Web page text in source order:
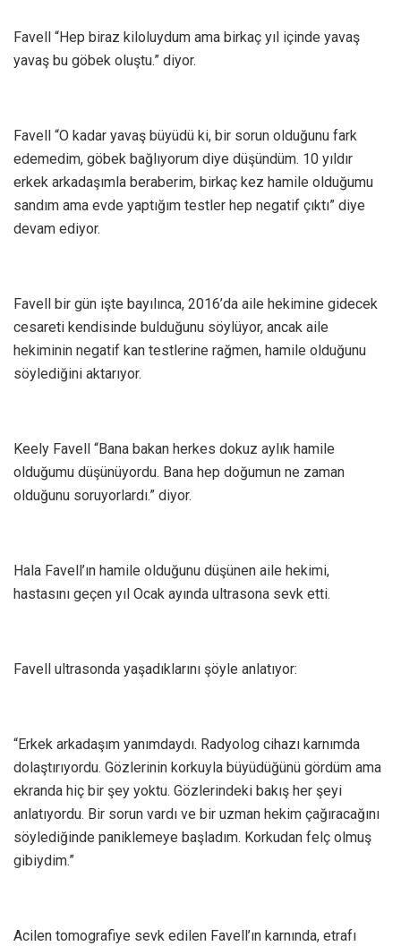
Favell “Hep biraz kiloluydum ama birkaç yıl içinde yavaş
yavaş bu göbek oluştu.” diyor.
Favell “O kadar yavaş büyüdü ki, bir sorun olduğunu fark
edemedim, göbek bağlıyorum diye düşündüm. 10 yıldır
erkek arkadaşımla beraberim, birkaç kez hamile olduğumu
sandım ama evde yaptığım testler hep negatif çıktı” diye
devam ediyor.
Favell bir gün işte bayılınca, 2016’da aile hekimine gidecek
cesareti kendisinde bulduğunu söylüyor, ancak aile
hekiminin negatif kan testlerine rağmen, hamile olduğunu
söylediğini aktarıyor.
Keely Favell “Bana bakan herkes dokuz aylık hamile
olduğumu düşünüyordu. Bana hep doğumun ne zaman
olduğunu soruyorlardı.” diyor.
Hala Favell’ın hamile olduğunu düşünen aile hekimi,
hastasını geçen yıl Ocak ayında ultrasona sevk etti.
Favell ultrasonda yaşadıklarını şöyle anlatıyor:
“Erkek arkadaşım yanımdaydı. Radyolog cihazı karnımda
dolaştırıyordu. Gözlerinin korkuyla büyüdüğünü gördüm ama
ekranda hiç bir şey yoktu. Gözlerindeki bakış her şeyi
anlatıyordu. Bir sorun vardı ve bir uzman hekim çağıracağını
söylediğinde paniklemeye başladım. Korkudan felç olmuş
gibiydim.”
Acilen tomografiye sevk edilen Favell’ın karnında, etrafı